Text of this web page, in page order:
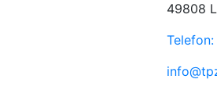
49808